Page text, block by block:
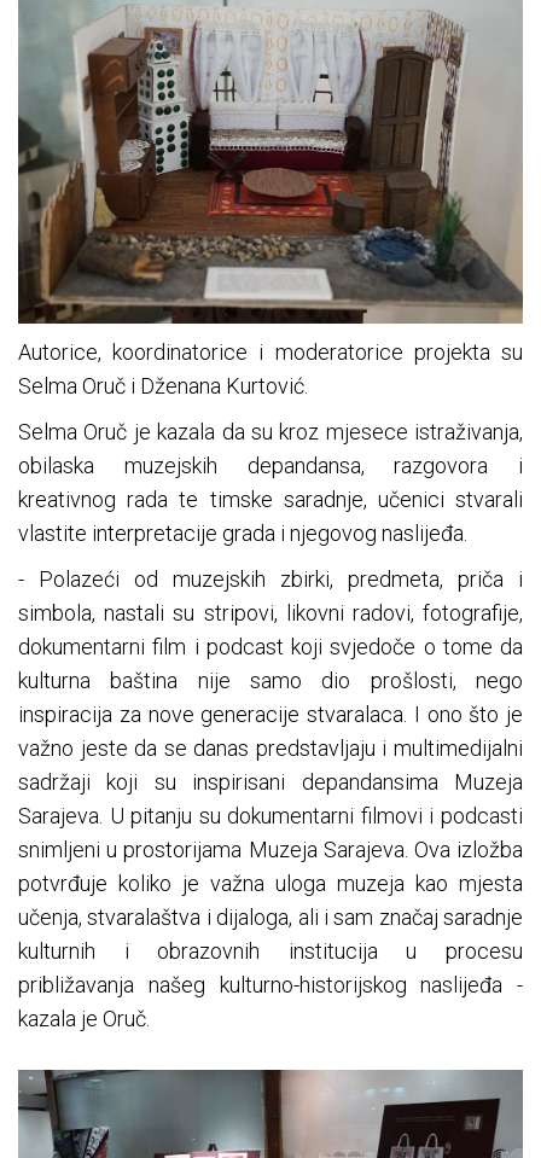
Autorice, koordinatorice i moderatorice projekta su
Selma Oruč i Dženana Kurtović.
Selma Oruč je kazala da su kroz mjesece istraživanja,
obilaska muzejskih depandansa, razgovora i
kreativnog rada te timske saradnje, učenici stvarali
vlastite interpretacije grada i njegovog naslijeđa.
- Polazeći od muzejskih zbirki, predmeta, priča i
simbola, nastali su stripovi, likovni radovi, fotografije,
dokumentarni film i podcast koji svjedoče o tome da
kulturna baština nije samo dio prošlosti, nego
inspiracija za nove generacije stvaralaca. I ono što je
važno jeste da se danas predstavljaju i multimedijalni
sadržaji koji su inspirisani depandansima Muzeja
Sarajeva. U pitanju su dokumentarni filmovi i podcasti
snimljeni u prostorijama Muzeja Sarajeva. Ova izložba
potvrđuje koliko je važna uloga muzeja kao mjesta
učenja, stvaralaštva i dijaloga, ali i sam značaj saradnje
kulturnih i obrazovnih institucija u procesu
približavanja našeg kulturno-historijskog naslijeđa -
kazala je Oruč.